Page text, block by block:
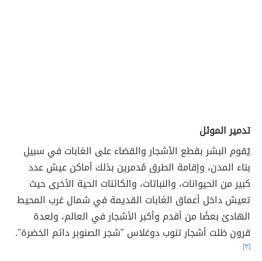
تدمير الموئل
يُقوم البشر بقطع الأشجار والقضاء على الغابات في سبيل
بناء المدن، وإقامة الطرق مُدمرين بذلك أماكن عيش عدد
كبير من الحيوانات، والنباتات، والكائنات الحية الأخرى حيث
تعيش داخل أعماق الغابات القديمة في شمال غرب المحيط
الهادئ بعضًا من أقدم وأكبر الأشجار في العالم، ولعدة
قرون ظلت أشجار تنوب دوغلاس "شجر الصنوبر دائم الخضرة".
[٣]